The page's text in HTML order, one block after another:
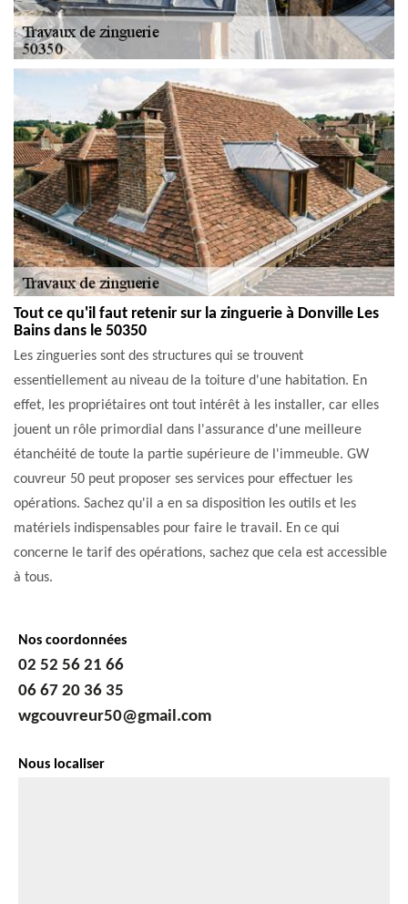
Tout ce qu'il faut retenir sur la zinguerie à Donville Les
Bains dans le 50350
Les zingueries sont des structures qui se trouvent
essentiellement au niveau de la toiture d'une habitation. En
effet, les propriétaires ont tout intérêt à les installer, car elles
jouent un rôle primordial dans l'assurance d'une meilleure
étanchéité de toute la partie supérieure de l'immeuble. GW
couvreur 50 peut proposer ses services pour effectuer les
opérations. Sachez qu'il a en sa disposition les outils et les
matériels indispensables pour faire le travail. En ce qui
concerne le tarif des opérations, sachez que cela est accessible
à tous.
Nos coordonnées
02 52 56 21 66
06 67 20 36 35
wgcouvreur50@gmail.com
Nous localiser